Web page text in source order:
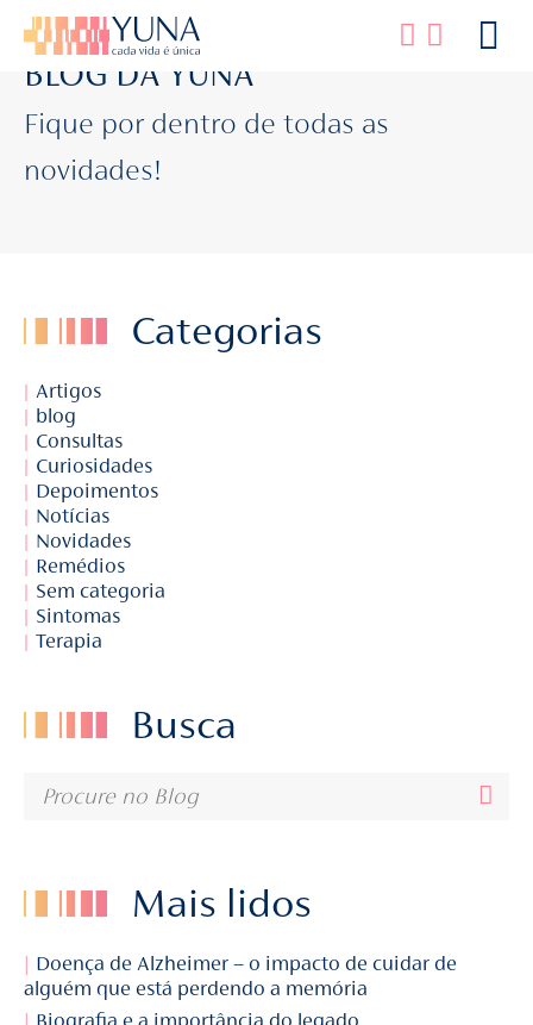
BLOG DA YUNA
Fique por dentro de todas as
novidades!
Categorias
Artigos
blog
Consultas
Curiosidades
Depoimentos
Notícias
Novidades
Remédios
Sem categoria
Sintomas
Terapia
Busca
Mais lidos
Doença de Alzheimer – o impacto de cuidar de
alguém que está perdendo a memória